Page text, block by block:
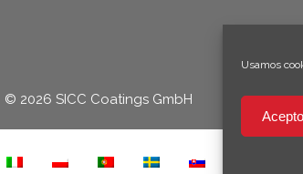
Usamos
© 2026 SICC Coatings GmbH